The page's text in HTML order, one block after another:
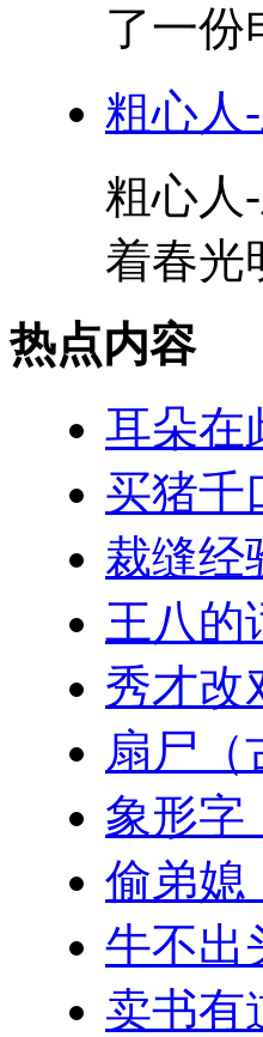
了一份
粗心人
粗心人
着春光
热点内容
耳朵在
买猪千
裁缝经
王八的
秀才改
扇尸（
象形字
偷弟媳
牛不出
卖书有